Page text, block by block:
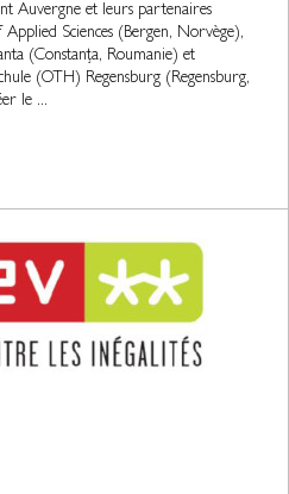
Auvergne et leurs partenaires
Sciences (Bergen, Norvège),
(Constanța, Roumanie) et
(OTH) Regensburg (Regensburg,
le ...